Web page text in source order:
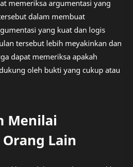
memeriksa argumentasi yang
dalam membuat
yang kuat dan logis
tersebut lebih meyakinkan dan
dapat memeriksa apakah
oleh bukti yang cukup atau
Menilai
Lain